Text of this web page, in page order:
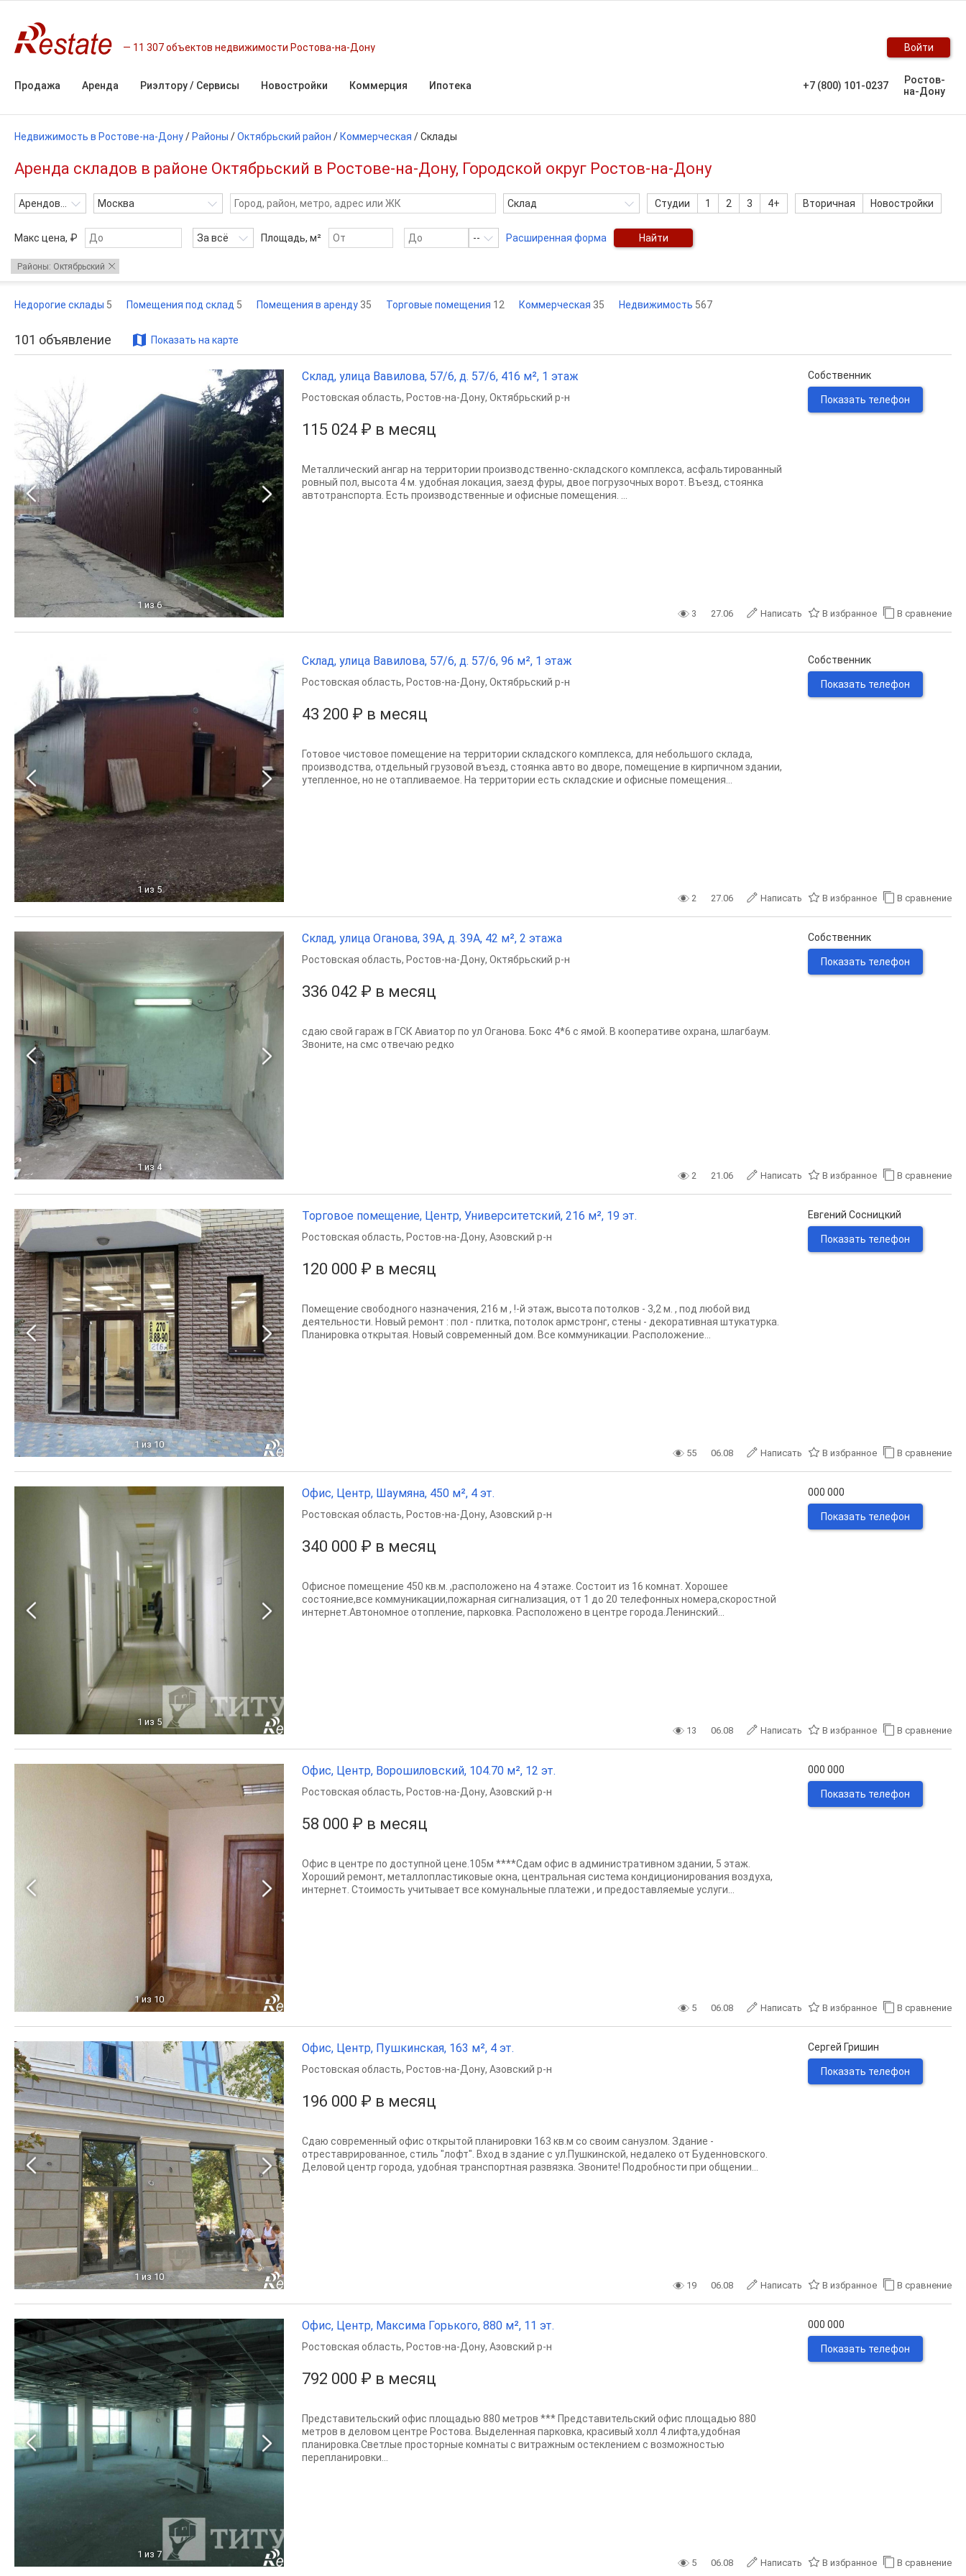
11 307 объектов недвижимости Ростова-на-Дону Войти
Продажа Аренда Риэлтору / Сервисы Новостройки Коммерция Ипотека +7 (800) 101-0237
Ростов-
на-Дону
Недвижимость в Ростове-на-Дону/ Районы /Октябрьский район / Коммерческая /Склады
Аренда складов в районе Октябрьский в Ростове-на-Дону, Городской округ Ростов-на-Дону
Арендовать Москва Склад Студии 1 2 3 4+ Вторичная Новостройки
Макс цена, ₽ За всё Площадь, м² -- Расширенная форма Найти
Районы: Октябрьский
Недорогие склады 5 Помещения под склад 5 Помещения в аренду 35 Торговые помещения 12 Коммерческая 35 Недвижимость 567
101 объявление Показать на карте
1 из 6
Склад, улица Вавилова, 57/6, д. 57/6, 416 м², 1 этаж
115 024 ₽ в месяц
Ростовская область, Ростов-на-Дону, Октябрьский р-н
Металлический ангар на территории производственно-складского комплекса, асфальтированный
ровный пол, высота 4 м. удобная локация, заезд фуры, двое погрузочных ворот. Въезд, стоянка
автотранспорта. Есть производственные и офисные помещения. ...
Собственник
Показать телефон
3 27.06 Написать В избранное В сравнение
1 из 5
Склад, улица Вавилова, 57/6, д. 57/6, 96 м², 1 этаж
43 200 ₽ в месяц
Ростовская область, Ростов-на-Дону, Октябрьский р-н
Готовое чистовое помещение на территории складского комплекса, для небольшого склада,
производства, отдельный грузовой въезд, стоянка авто во дворе, помещение в кирпичном здании,
утепленное, но не отапливаемое. На территории есть складские и офисные помещения...
Собственник
Показать телефон
2 27.06 Написать В избранное В сравнение
1 из 4
Склад, улица Оганова, 39А, д. 39А, 42 м², 2 этажа
336 042 ₽ в месяц
Ростовская область, Ростов-на-Дону, Октябрьский р-н
сдаю свой гараж в ГСК Авиатор по ул Оганова. Бокс 4*6 с ямой. В кооперативе охрана, шлагбаум.
Звоните, на смс отвечаю редко
Собственник
Показать телефон
2 21.06 Написать В избранное В сравнение
1 из 10
Торговое помещение, Центр, Университетский, 216 м², 19 эт.
120 000 ₽ в месяц
Ростовская область, Ростов-на-Дону, Азовский р-н
Помещение свободного назначения, 216 м , !-й этаж, высота потолков - 3,2 м. , под любой вид
деятельности. Новый ремонт : пол - плитка, потолок армстронг, стены - декоративная штукатурка.
Планировка открытая. Новый современный дом. Все коммуникации. Расположение...
Евгений Сосницкий
Показать телефон
55 06.08 Написать В избранное В сравнение
1 из 5
Офис, Центр, Шаумяна, 450 м², 4 эт.
340 000 ₽ в месяц
Ростовская область, Ростов-на-Дону, Азовский р-н
Офисное помещение 450 кв.м. ,расположено на 4 этаже. Состоит из 16 комнат. Хорошее
состояние,все коммуникации,пожарная сигнализация, от 1 до 20 телефонных номера,скоростной
интернет.Автономное отопление, парковка. Расположено в центре города.Ленинский...
000 000
Показать телефон
13 06.08 Написать В избранное В сравнение
1 из 10
Офис, Центр, Ворошиловский, 104.70 м², 12 эт.
58 000 ₽ в месяц
Ростовская область, Ростов-на-Дону, Азовский р-н
Офис в центре по доступной цене.105м ****Сдам офис в административном здании, 5 этаж.
Хороший ремонт, металлопластиковые окна, центральная система кондиционирования воздуха,
интернет. Стоимость учитывает все комунальные платежи , и предоставляемые услуги...
000 000
Показать телефон
5 06.08 Написать В избранное В сравнение
1 из 10
Офис, Центр, Пушкинская, 163 м², 4 эт.
196 000 ₽ в месяц
Ростовская область, Ростов-на-Дону, Азовский р-н
Сдаю современный офис открытой планировки 163 кв.м со своим санузлом. Здание -
отреставрированное, стиль "лофт". Вход в здание с ул.Пушкинской, недалеко от Буденновского.
Деловой центр города, удобная транспортная развязка. Звоните! Подробности при общении...
Сергей Гришин
Показать телефон
19 06.08 Написать В избранное В сравнение
1 из 7
Офис, Центр, Максима Горького, 880 м², 11 эт.
792 000 ₽ в месяц
Ростовская область, Ростов-на-Дону, Азовский р-н
Представительский офис площадью 880 метров *** Представительский офис площадью 880
метров в деловом центре Ростова. Выделенная парковка, красивый холл 4 лифта,удобная
планировка.Светлые просторные комнаты с витражным остеклением с возможностью
перепланировки...
000 000
Показать телефон
5 06.08 Написать В избранное В сравнение